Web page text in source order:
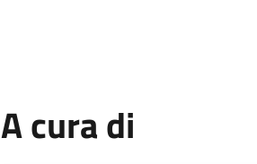
A cura di